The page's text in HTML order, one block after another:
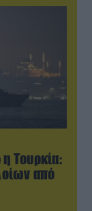
Τουρκία:
από